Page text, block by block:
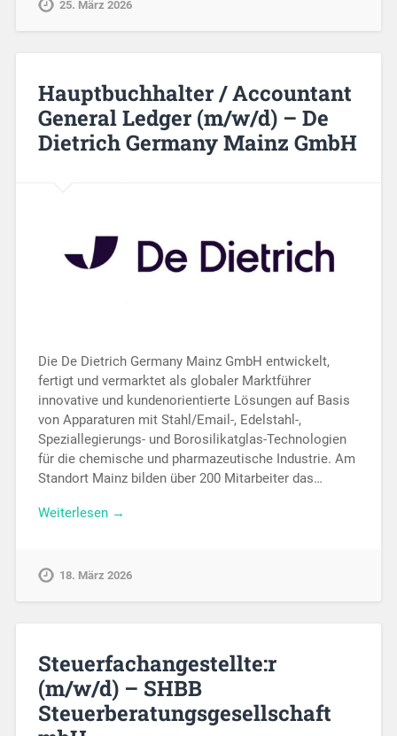
25. März 2026
Hauptbuchhalter / Accountant
General Ledger (m/w/d) – De
Dietrich Germany Mainz GmbH
Die De Dietrich Germany Mainz GmbH entwickelt,
fertigt und vermarktet als globaler Marktführer
innovative und kundenorientierte Lösungen auf Basis
von Apparaturen mit Stahl/Email-, Edelstahl-,
Speziallegierungs- und Borosilikatglas-Technologien
für die chemische und pharmazeutische Industrie. Am
Standort Mainz bilden über 200 Mitarbeiter das…
Weiterlesen →
18. März 2026
Steuerfachangestellte:r
(m/w/d) – SHBB
Steuerberatungsgesellschaft